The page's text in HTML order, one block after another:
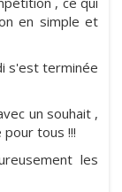
en simple et
s'est terminée
un souhait ,
tous !!!
les